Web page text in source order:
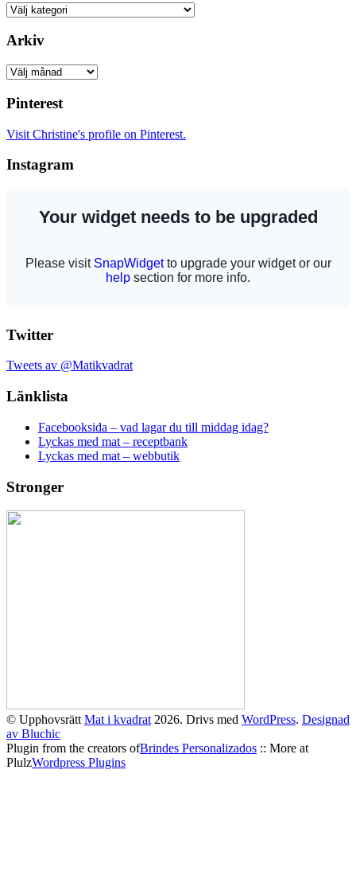
Kategorier
Arkiv
Arkiv
Pinterest
Visit Christine's profile on Pinterest.
Instagram
Twitter
Tweets av @Matikvadrat
Länklista
Facebooksida – vad lagar du till middag idag?
Lyckas med mat – receptbank
Lyckas med mat – webbutik
Stronger
© Upphovsrätt Mat i kvadrat 2026. Drivs med WordPress. Designad
av Bluchic
Plugin from the creators ofBrindes Personalizados :: More at
PlulzWordpress Plugins